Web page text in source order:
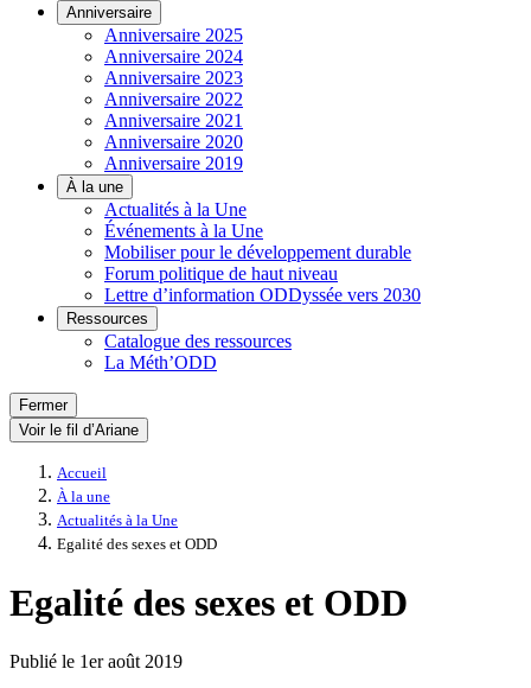
Anniversaire
Anniversaire 2025
Anniversaire 2024
Anniversaire 2023
Anniversaire 2022
Anniversaire 2021
Anniversaire 2020
Anniversaire 2019
À la une
Actualités à la Une
Événements à la Une
Mobiliser pour le développement durable
Forum politique de haut niveau
Lettre d’information ODDyssée vers 2030
Ressources
Catalogue des ressources
La Méth’ODD
Fermer
Voir le fil d’Ariane
Accueil
À la une
Actualités à la Une
Egalité des sexes et ODD
Egalité des sexes et ODD
Publié le 1er août 2019